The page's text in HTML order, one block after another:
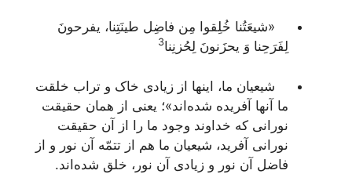
«شیعَتُنا خُلِقوا مِن فاضِل طینَتِنا، یفرحونَ
لِفَرَحِنا وَ یحزَنونَ لِحُزنِنا3
شیعیان ما، اینها از زیادی خاک و تراب خلقت
ما آنها آفریده شده‌اند»؛ یعنی از همان حقیقت
نورانی که خداوند وجود ما را از آن حقیقت
نورانی آفرید، شیعیان ما هم از تتمّه آن نور و از
فاضل آن نور و زیادی آن نور، خلق شده‌اند.